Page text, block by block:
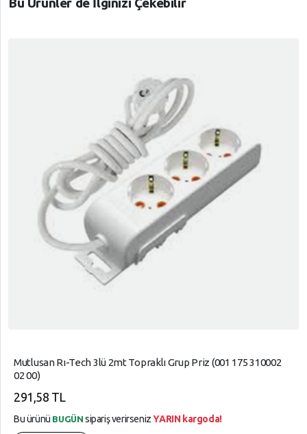
Mutlusan Rı-Tech 3lü 2mt Topraklı Grup Priz (001 175 310002
02 00)
291,58 TL
Bu ürünü BUGÜN sipariş verirsenizYARIN kargoda!